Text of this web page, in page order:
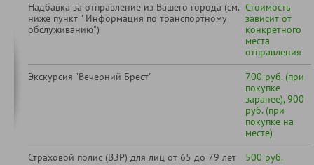
Надбавка за отправление из Вашего города (см.
ниже пункт " Информация по транспортному
обслуживанию")
Стоимость
зависит от
конкретного
места
отправления
Экскурсия "Вечерний Брест"
700 руб. (при
покупке
заранее), 900
руб. (при
покупке на
месте)
Страховой полис (ВЗР) для лиц от 65 до 79 лет
500 руб.